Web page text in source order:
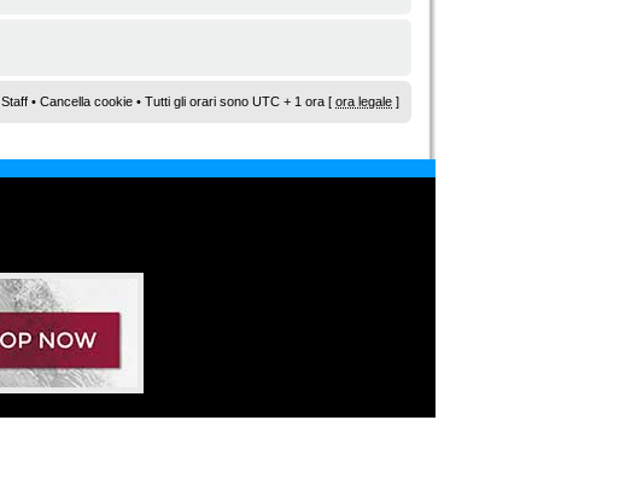
Staff • Cancella cookie • Tutti gli orari sono UTC + 1 ora [ ora legale ]